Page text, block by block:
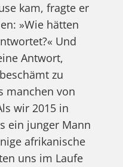
kam, fragte er
»Wie hätten
Und
Antwort,
zu
manchen von
wir 2015 in
ein junger Mann
afrikanische
uns im Laufe